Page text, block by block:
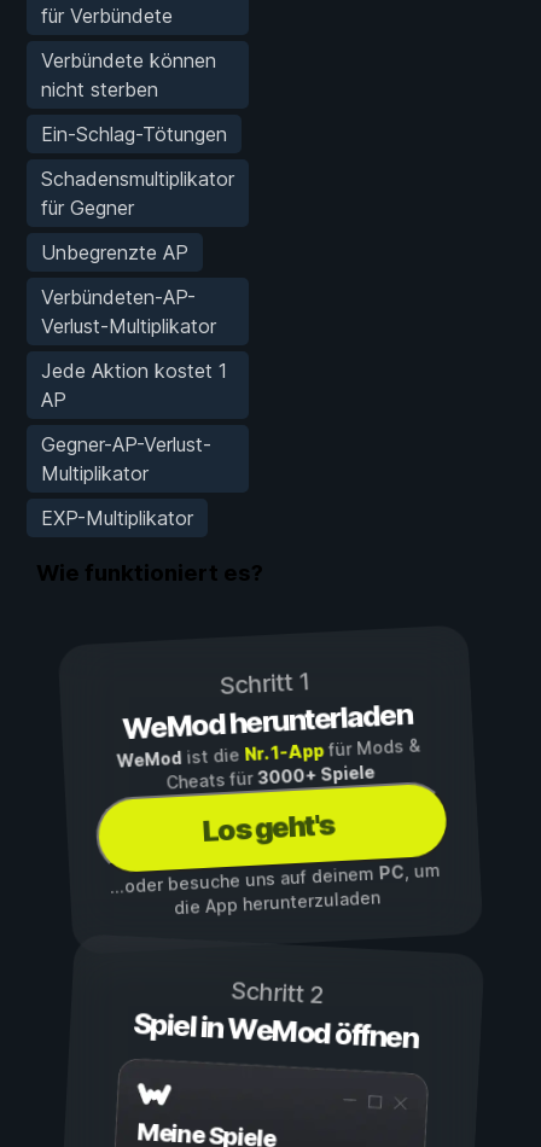
für Verbündete
Verbündete können
nicht sterben
Ein-Schlag-Tötungen
Schadensmultiplikator
für Gegner
Unbegrenzte AP
Verbündeten-AP-
Verlust-Multiplikator
Jede Aktion kostet 1
AP
Gegner-AP-Verlust-
Multiplikator
EXP-Multiplikator
Wie funktioniert es?
Schritt 1
WeMod herunterladen
WeMod ist die Nr. 1-Appfür Mods &
Cheats für3000+ Spiele
Los geht's
...oder besuche uns auf deinemPC, um
die App herunterzuladen
Schritt 2
Spiel in WeMod öffnen
Meine Spiele